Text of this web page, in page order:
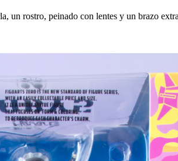
un rostro, peinado con lentes y un brazo